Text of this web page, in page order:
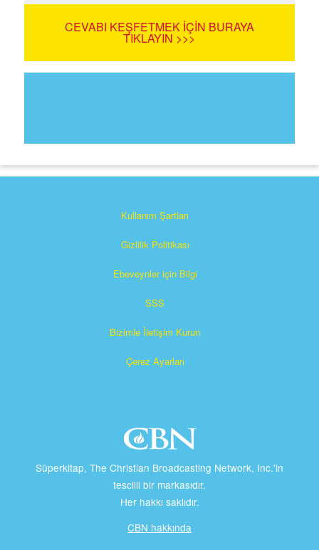
CEVABI KEŞFETMEK İÇIN BURAYA
TIKLAYIN >>>
Kullanım Şartları
Gizlilik Politikası
Ebeveynler için Bilgi
SSS
Bizimle İletişim Kurun
Çerez Ayarları
Süperkitap, The Christian Broadcasting Network, Inc.'in
tescilli bir markasıdır.
Her hakkı saklıdır.
CBN hakkında